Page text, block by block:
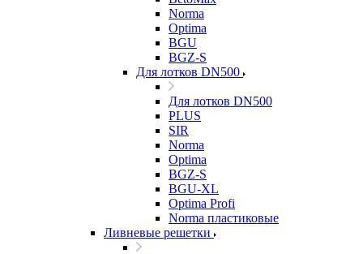
Norma
Optima
BGU
BGZ-S
Для лотков DN500
Для лотков DN500
PLUS
SIR
Norma
Optima
BGZ-S
BGU-XL
Optima Profi
Norma пластиковые
Ливневые решетки